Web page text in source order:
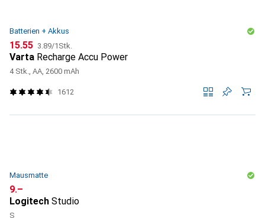
Batterien + Akkus
CHF
15.55 CHF
3.89/1Stk.
Varta Recharge Accu Power
4 Stk., AA, 2600 mAh
1612
Mausmatte
CHF
9.–
Logitech Studio
S